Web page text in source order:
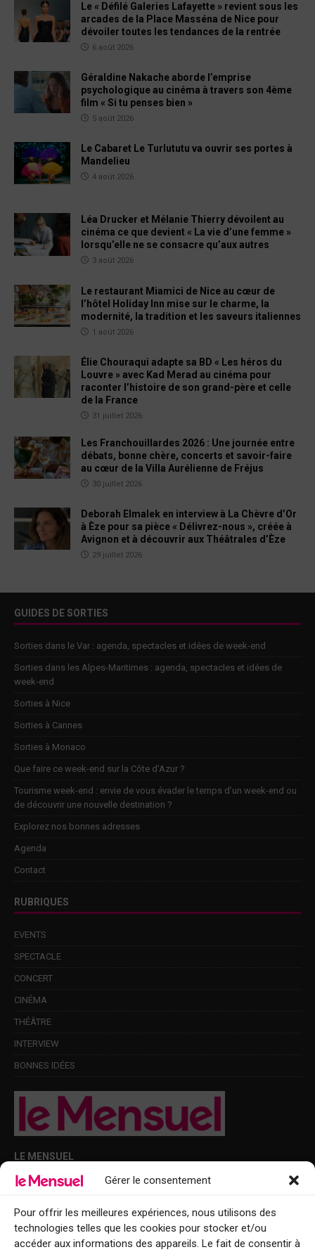
Gérer le consentement
Pour offrir les meilleures expériences, nous utilisons des
technologies telles que les cookies pour stocker et/ou
accéder aux informations des appareils. Le fait de consentir à
Le « Défilé Galeries Lafayette » revient sous les
arcades de la Place Masséna de Nice pour
dévoiler toutes les tendances de la rentrée
6 août 2026
Géraldine Nakache aborde l’emprise
psychologique au cinéma à travers son 4ème
film « Si tu penses bien »
5 août 2026
Le Cabaret Le Turlututu va ouvrir ses portes à
Mandelieu
4 août 2026
Léa Drucker et Mélanie Thierry dévoilent au
cinéma ce que devient « La vie d’une femme »
lorsqu’elle ne se consacre qu’aux autres
3 août 2026
Le restaurant Miamici de Nice au cœur de
l’hôtel Holiday Inn mise sur le charme, la
modernité, la tradition et les saveurs italiennes
1 août 2026
Élie Chouraqui adapte sa BD « Les héros du
Louvre » avec Kad Merad au cinéma pour
raconter l’histoire de son grand-père et celle
de la France
31 juillet 2026
Les Franchouillardes 2026 : Une journée entre
débats, bonne chère, concerts et savoir-faire
au cœur de la Villa Aurélienne de Fréjus
30 juillet 2026
Deborah Elmalek en interview à La Chèvre d’Or
à Èze pour sa pièce « Délivrez-nous », créée à
Avignon et à découvrir aux Théâtrales d’Èze
29 juillet 2026
GUIDES DE SORTIES
Sorties dans le Var : agenda, spectacles et idées de week-end
Sorties dans les Alpes-Maritimes : agenda, spectacles et idées de
week-end
Sorties à Nice
Sorties à Cannes
Sorties à Monaco
Que faire ce week-end sur la Côte d’Azur ?
Tourisme week-end : envie de vous évader le temps d’un week-end ou
de découvrir une nouvelle destination ?
Explorez nos bonnes adresses
Agenda
Contact
RUBRIQUES
EVENTS
SPECTACLE
CONCERT
CINÉMA
THÉÂTRE
INTERVIEW
BONNES IDÉES
LE MENSUEL
Points de diffusion Var et Alpes-Maritimes : oû trouver Le Mensuel ?
Le Mensuel en PDF : consultez le magazine en ligne
Qui sommes-nous ?